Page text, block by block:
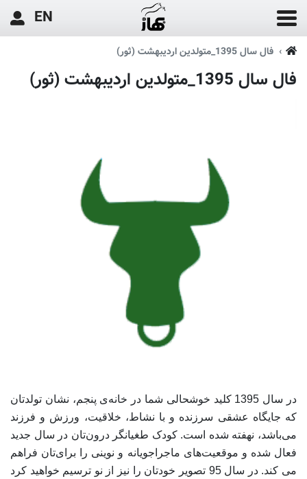
EN
فال سال 1395_متولدین اردیبهشت (ثور)
فال سال 1395_متولدین اردیبهشت (ثور)
در سال 1395 کلید خوشحالی شما در خانه‌ی پنجم، نشان‌ تولدتان
که جایگاه عشقی سرزنده و با نشاط، خلاقیت، ورزش و فرزند
می‌باشد، نهفته شده است. کودک طغیانگر درون‌تان در سال جدید
فعال شده و موقعیت‌های ماجراجویانه و نوینی را برای‌تان فراهم
می کند. در سال 95 تصویر خودتان را نیز از نو ترسیم خواهید کرد